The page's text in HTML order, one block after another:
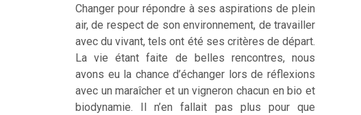
Changer pour répondre à ses aspirations de plein
air, de respect de son environnement, de travailler
avec du vivant, tels ont été ses critères de départ.
La vie étant faite de belles rencontres, nous
avons eu la chance d’échanger lors de réflexions
avec un maraîcher et un vigneron chacun en bio et
biodynamie. Il n’en fallait pas plus pour que